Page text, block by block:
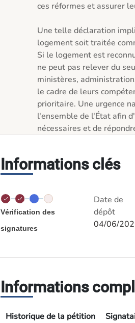
ces réformes et assurer
Une telle déclaration
logement soit traitée
Si le logement est
ne peut pas relever du
ministères,
le cadre de leurs
prioritaire. Une urgence
l'ensemble de l'État afin
nécessaires et de
Informations clés
Vérification des
signatures
Date de
dépôt
04/06/
Informations
Historique de la pétition